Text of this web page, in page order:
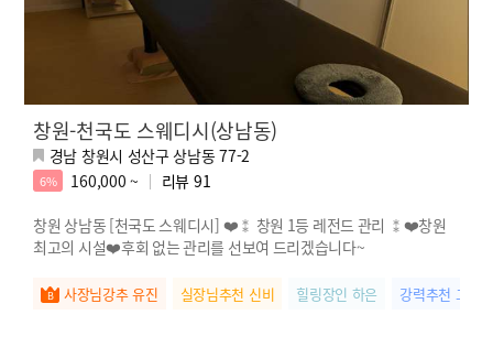
창원-천국도 스웨디시(상남동)
경남 창원시 성산구 상남동 77-2
6% 160,000 ~ 리뷰 91
창원 상남동 [천국도 스웨디시] ❤️⁑ 창원 1등 레전드 관리 ⁑❤️창원
최고의 시설❤️후회 없는 관리를 선보여 드리겠습니다~
사장님강추 유진 실장님추천 신비 힐링장인 하은 강력추천 고은